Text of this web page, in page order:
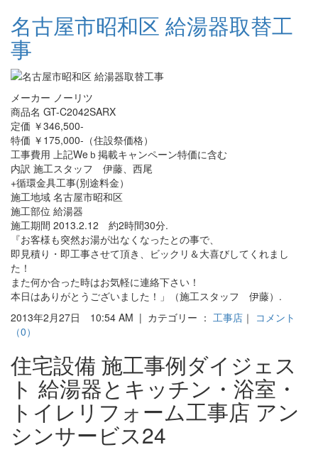
名古屋市昭和区 給湯器取替工
事
メーカー ノーリツ
商品名 GT-C2042SARX
定価 ￥346,500-
特価 ￥175,000-（住設祭価格）
工事費用 上記Weｂ掲載キャンペーン特価に含む
内訳 施工スタッフ 伊藤、西尾
+循環金具工事(別途料金）
施工地域 名古屋市昭和区
施工部位 給湯器
施工期間 2013.2.12 約2時間30分.
『お客様も突然お湯が出なくなったとの事で、
即見積り・即工事させて頂き、ビックリ＆大喜びしてくれまし
た！
また何か合った時はお気軽に連絡下さい！
本日はありがとうございました！」（施工スタッフ 伊藤）.
2013年2月27日 10:54 AM | カテゴリー ： 工事店 ｜ コメント
（0）
住宅設備 施工事例ダイジェス
ト 給湯器とキッチン・浴室・
トイレリフォーム工事店 アン
シンサービス24